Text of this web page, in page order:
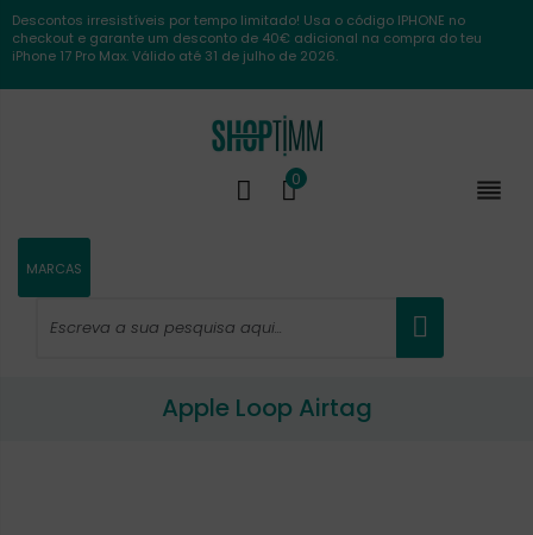
Descontos irresistíveis por tempo limitado! Usa o código IPHONE no
checkout e garante um desconto de 40€ adicional na compra do teu
iPhone 17 Pro Max. Válido até 31 de julho de 2026.

0
MARCAS
Apple Loop Airtag